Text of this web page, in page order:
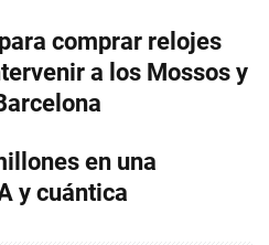
comprar relojes
a los Mossos y
en una
y cuántica